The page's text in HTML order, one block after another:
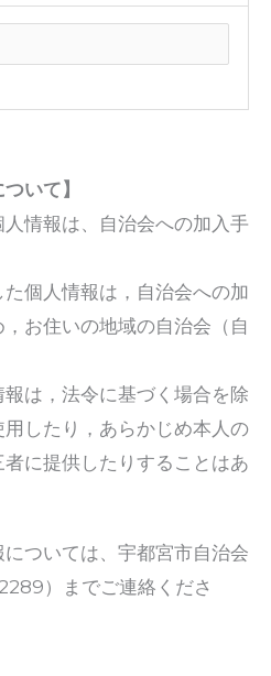
いて】
情報は、自治会への加入手
個人情報は，自治会への加
お住いの地域の自治会（自
は，法令に基づく場合を除
したり，あらかじめ本人の
に提供したりすることはあ
ついては、宇都宮市自治会
）までご連絡くださ